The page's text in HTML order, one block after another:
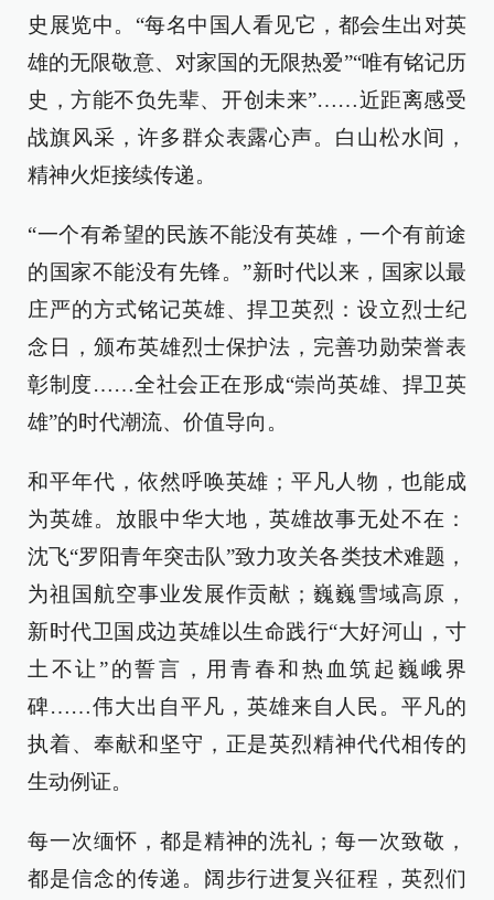
史展览中。“每名中国人看见它，都会生出对英
雄的无限敬意、对家国的无限热爱”“唯有铭记历
史，方能不负先辈、开创未来”……近距离感受
战旗风采，许多群众表露心声。白山松水间，
精神火炬接续传递。
“一个有希望的民族不能没有英雄，一个有前途
的国家不能没有先锋。”新时代以来，国家以最
庄严的方式铭记英雄、捍卫英烈：设立烈士纪
念日，颁布英雄烈士保护法，完善功勋荣誉表
彰制度……全社会正在形成“崇尚英雄、捍卫英
雄”的时代潮流、价值导向。
和平年代，依然呼唤英雄；平凡人物，也能成
为英雄。放眼中华大地，英雄故事无处不在：
沈飞“罗阳青年突击队”致力攻关各类技术难题，
为祖国航空事业发展作贡献；巍巍雪域高原，
新时代卫国戍边英雄以生命践行“大好河山，寸
土不让”的誓言，用青春和热血筑起巍峨界
碑……伟大出自平凡，英雄来自人民。平凡的
执着、奉献和坚守，正是英烈精神代代相传的
生动例证。
每一次缅怀，都是精神的洗礼；每一次致敬，
都是信念的传递。阔步行进复兴征程，英烈们